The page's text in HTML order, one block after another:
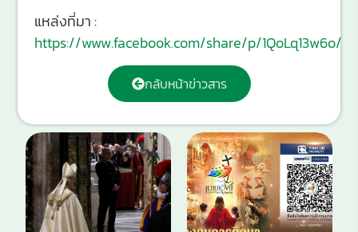
แหล่งที่มา :
https://www.facebook.com/share/p/1QoLq13w6o/
กลับหน้าข่าวสาร